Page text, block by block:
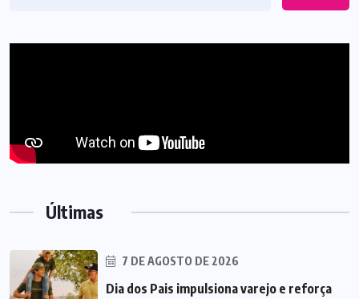
Últimas
7 DE AGOSTO DE 2026
Dia dos Pais impulsiona varejo e reforça